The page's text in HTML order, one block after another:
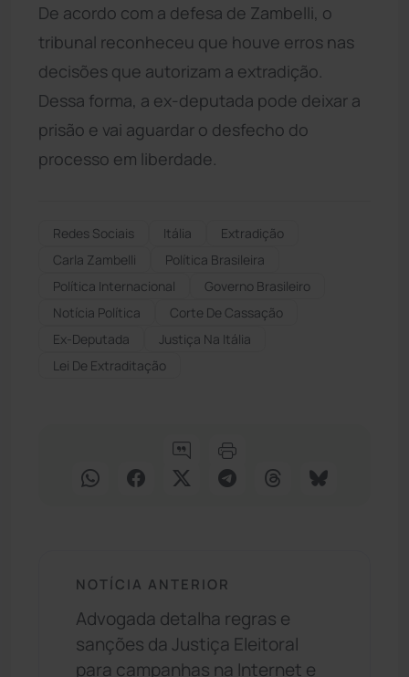
De acordo com a defesa de Zambelli, o
tribunal reconheceu que houve erros nas
decisões que autorizam a extradição.
Dessa forma, a ex-deputada pode deixar a
prisão e vai aguardar o desfecho do
processo em liberdade.
Redes Sociais Itália
Extradição
Carla Zambelli
Política Brasileira
Política Internacional
Governo Brasileiro
Notícia Política
Corte De Cassação
Ex-Deputada
Justiça Na Itália
Lei De Extraditação
NOTÍCIA ANTERIOR
Advogada detalha regras e
sanções da Justiça Eleitoral
para campanhas na Internet e